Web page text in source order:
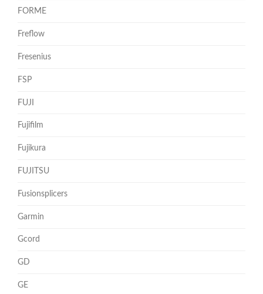
FORME
Freflow
Fresenius
FSP
FUJI
Fujifilm
Fujikura
FUJITSU
Fusionsplicers
Garmin
Gcord
GD
GE